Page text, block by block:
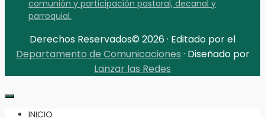
comunión y participación pastoral, decanal y
parroquial.
Derechos Reservados© 2026 · Editado por el
Departamento de Comunicaciones · Diseñado por
Lanzar las Redes
INICIO